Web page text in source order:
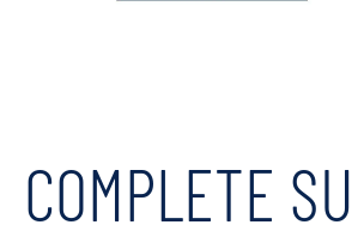
COMPLETE SU